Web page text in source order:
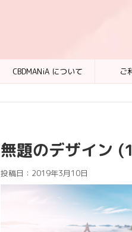
CBDMANiA について ご
無題のデザイン
投稿日： 2019年3月10日